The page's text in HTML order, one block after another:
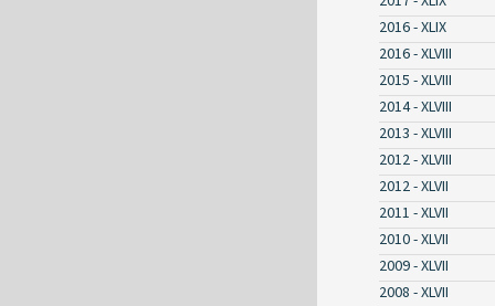
2016 - XLIX
2016 - XLVIII
2015 - XLVIII
2014 - XLVIII
2013 - XLVIII
2012 - XLVIII
2012 - XLVII
2011 - XLVII
2010 - XLVII
2009 - XLVII
2008 - XLVII